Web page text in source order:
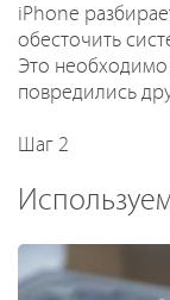
iPhone
обесточить
Это необходимо
повредились
Шаг 2